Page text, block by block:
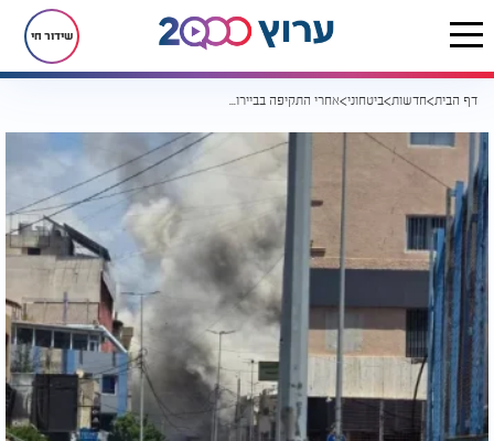
שידור חי
דף הבית חדשות ביטחוני אחרי התקיפה בביירות: בישראל נערכים לאפשרות של תגובה איראנית